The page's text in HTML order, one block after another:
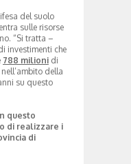
del suolo
sulle risorse
“Si tratta –
investimenti che
788 milioni di
della
su questo
questo
di realizzare i
di